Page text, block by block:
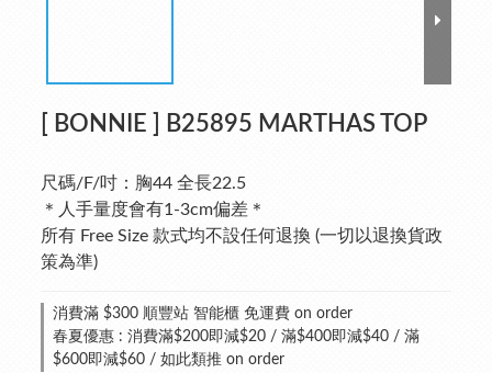
[ BONNIE ] B25895 MARTHAS TOP
尺碼/F/吋：胸44 全長22.5
＊人手量度會有1-3cm偏差＊
所有 Free Size 款式均不設任何退換 (一切以退換貨政
策為準)
消費滿 $300 順豐站 智能櫃 免運費 on order
春夏優惠 : 消費滿$200即減$20 / 滿$400即減$40 / 滿
$600即減$60 / 如此類推 on order